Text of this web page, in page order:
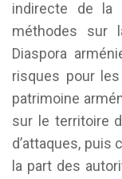
indirecte de la
méthodes sur
Diaspora
risques pour
patrimoine
sur le territoire
d’attaques, puis
la part des